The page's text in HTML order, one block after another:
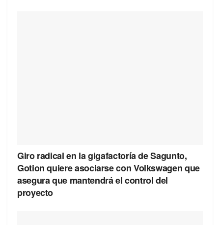
Giro radical en la gigafactoría de Sagunto,
Gotion quiere asociarse con Volkswagen que
asegura que mantendrá el control del
proyecto